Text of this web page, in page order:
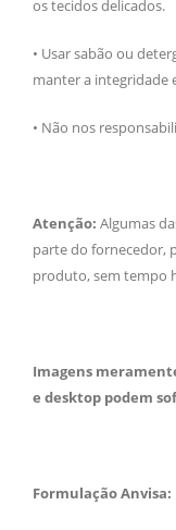
os tecidos delicados.
• Usar sabão ou
manter a integridade
• Não nos
Atenção: Algumas
parte do fornecedor,
produto, sem tempo
Imagens
e desktop podem
Formulação Anvisa: